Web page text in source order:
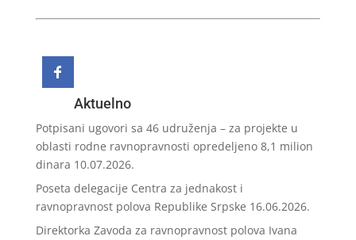
Aktuelno
Potpisani ugovori sa 46 udruženja – za projekte u
oblasti rodne ravnopravnosti opredeljeno 8,1 milion
dinara 10.07.2026.
Poseta delegacije Centra za jednakost i
ravnopravnost polova Republike Srpske 16.06.2026.
Direktorka Zavoda za ravnopravnost polova Ivana